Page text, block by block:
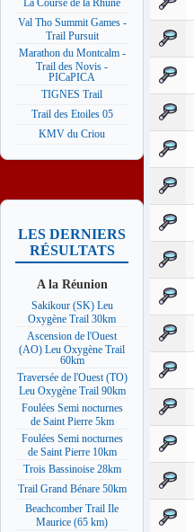
La Course de la Rhune
Val Tho Summit Games -
Trail Pursuit
Marathon du Montcalm -
Trail des Novis -
PICaPICA
TIGNES Trail
Trail des Etoiles 05
KMV du Criou
LES DERNIERS
RÉSULTATS
A la Réunion
Sakikour (SK) Leu
Oxygène Trail 30km
Ascension de l'Ouest
(AO) Leu Oxygène Trail
60km
Traversée de l'Ouest (TO)
Leu Oxygène Trail 90km
Foulées Semi nocturnes
de Saint Pierre 5km
Foulées Semi nocturnes
de Saint Pierre 10km
Trois Bassinoise 28km
Trail Grand Bénare 50km
Beachcomber Trail Ile
Maurice (65 km)